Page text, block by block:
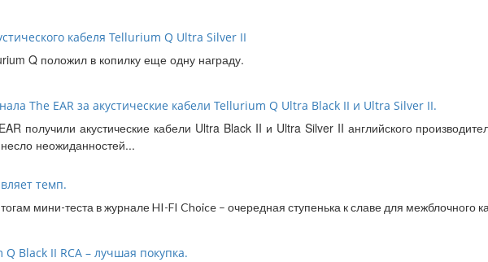
кабеля Tellurium Q Ultra Silver II
Q положил в копилку еще одну награду.
The ЕAR за акустические кабели Tellurium Q Ultra Black II и Ultra Silver II.
получили акустические кабели Ultra Black II и Ultra Silver II английского
неожиданностей...
темп.
мини-теста в журнале HI-FI Choice – очередная ступенька к славе для межблочного
Black II RCA – лучшая покупка.